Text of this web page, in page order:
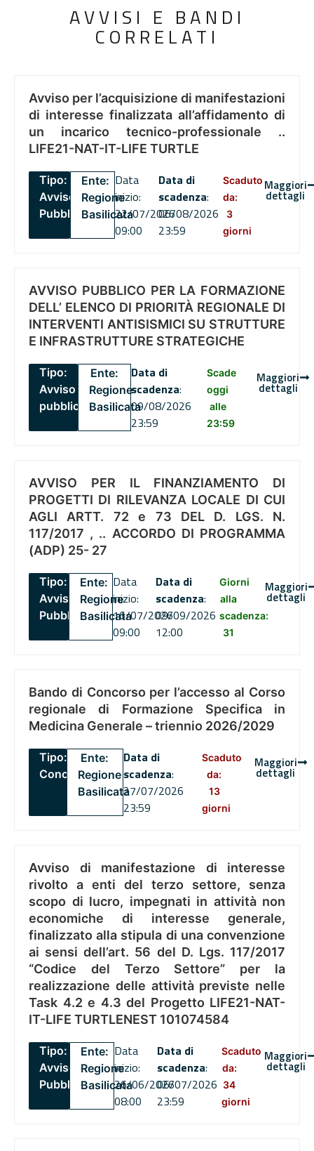
AVVISI E BANDI
CORRELATI
Avviso per l’acquisizione di manifestazioni
di interesse finalizzata all’affidamento di
un incarico tecnico-professionale ..
LIFE21-NAT-IT-LIFE TURTLE
Tipo:
Avviso
Pubblico
Ente:
Regione
Basilicata
Data
inizio:
22/07/2026
09:00
Data di
scadenza:
06/08/2026
23:59
Scaduto
da:
3
giorni
Maggiori
dettagli
AVVISO PUBBLICO PER LA FORMAZIONE
DELL’ ELENCO DI PRIORITÀ REGIONALE DI
INTERVENTI ANTISISMICI SU STRUTTURE
E INFRASTRUTTURE STRATEGICHE
Tipo:
Avviso
pubblico
Ente:
Regione
Basilicata
Data di
scadenza:
09/08/2026
23:59
Scade
oggi
alle
23:59
Maggiori
dettagli
AVVISO PER IL FINANZIAMENTO DI
PROGETTI DI RILEVANZA LOCALE DI CUI
AGLI ARTT. 72 e 73 DEL D. LGS. N.
117/2017 , .. ACCORDO DI PROGRAMMA
(ADP) 25- 27
Tipo:
Avviso
Pubblico
Ente:
Regione
Basilicata
Data
inizio:
16/07/2026
09:00
Data di
scadenza:
09/09/2026
12:00
Giorni
alla
scadenza:
31
Maggiori
dettagli
Bando di Concorso per l’accesso al Corso
regionale di Formazione Specifica in
Medicina Generale – triennio 2026/2029
Tipo:
Concorsi
Ente:
Regione
Basilicata
Data di
scadenza:
27/07/2026
23:59
Scaduto
da:
13
giorni
Maggiori
dettagli
Avviso di manifestazione di interesse
rivolto a enti del terzo settore, senza
scopo di lucro, impegnati in attività non
economiche di interesse generale,
finalizzato alla stipula di una convenzione
ai sensi dell’art. 56 del D. Lgs. 117/2017
“Codice del Terzo Settore” per la
realizzazione delle attività previste nelle
Task 4.2 e 4.3 del Progetto LIFE21-NAT-
IT-LIFE TURTLENEST 101074584
Tipo:
Avviso
Pubblico
Ente:
Regione
Basilicata
Data
inizio:
26/06/2026
08:00
Data di
scadenza:
06/07/2026
23:59
Scaduto
da:
34
giorni
Maggiori
dettagli